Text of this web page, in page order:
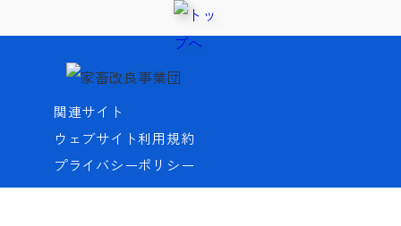
関連サイト
ウェブサイト利用規約
プライバシーポリシー